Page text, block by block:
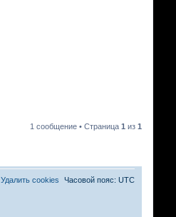
1 сообщение • Страница 1 из 1
Часовой пояс: UTC
Удалить cookies